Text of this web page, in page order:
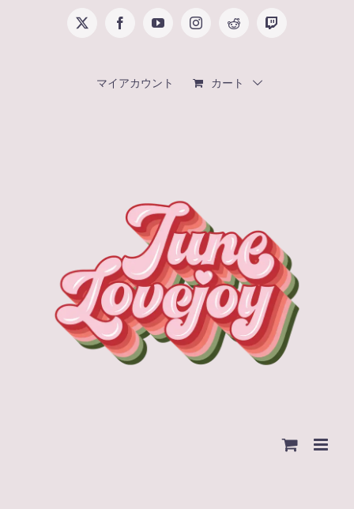
X FacebookYouTubeInstagramReddit Twitch
マイアカウント カート